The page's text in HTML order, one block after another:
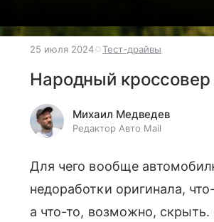
25 июля 2024 Тест-драйвы
Народный
Михаил Медведев
Редактор Авто Mail
Для чего вообще
недоработки оригинала,
а что-то, возможно,